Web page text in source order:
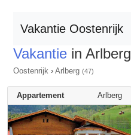
Vakantie Oostenrijk
Vakantie in Arlberg
Oostenrijk › Arlberg (47)
Appartement Arlberg